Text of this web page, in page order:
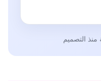
التصميم